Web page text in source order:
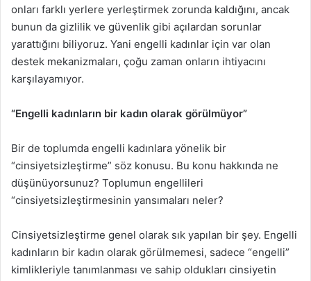
onları farklı yerlere yerleştirmek zorunda kaldığını, ancak
bunun da gizlilik ve güvenlik gibi açılardan sorunlar
yarattığını biliyoruz. Yani engelli kadınlar için var olan
destek mekanizmaları, çoğu zaman onların ihtiyacını
karşılayamıyor.
“Engelli kadınların bir kadın olarak görülmüyor”
Bir de toplumda engelli kadınlara yönelik bir
“cinsiyetsizleştirme” söz konusu. Bu konu hakkında ne
düşünüyorsunuz? Toplumun engellileri
“cinsiyetsizleştirmesinin yansımaları neler?
Cinsiyetsizleştirme genel olarak sık yapılan bir şey. Engelli
kadınların bir kadın olarak görülmemesi, sadece “engelli”
kimlikleriyle tanımlanması ve sahip oldukları cinsiyetin